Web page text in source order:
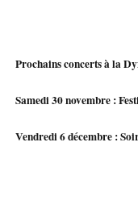
Prochains concerts à la
Samedi 30 novembre :
Vendredi 6 décembre :